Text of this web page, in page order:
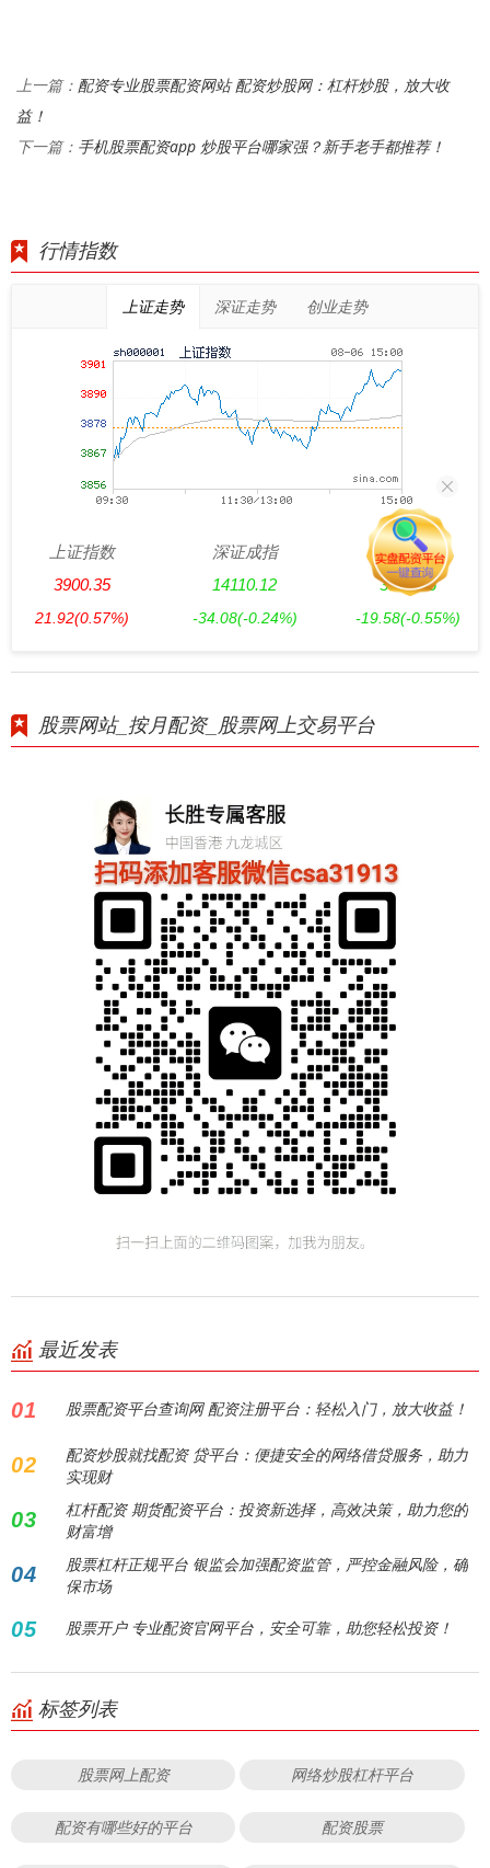
上一篇： 配资专业股票配资网站 配资炒股网：杠杆炒股，放大收
益！
下一篇： 手机股票配资app 炒股平台哪家强？新手老手都推荐！
行情指数
上证走势 深证走势 创业走势
上证指数
3900.35
21.92(0.57%)
深证成指
14110.12
-34.08(-0.24%)
创业板指
3515.56
-19.58(-0.55%)
股票网站_按月配资_股票网上交易平台
最近发表
01 股票配资平台查询网 配资注册平台：轻松入门，放大收益！
02
配资炒股就找配资 贷平台：便捷安全的网络借贷服务，助力
实现财
03
杠杆配资 期货配资平台：投资新选择，高效决策，助力您的
财富增
04
股票杠杆正规平台 银监会加强配资监管，严控金融风险，确
保市场
05 股票开户 专业配资官网平台，安全可靠，助您轻松投资！
标签列表
股票网上配资 网络炒股杠杆平台
配资有哪些好的平台 配资股票